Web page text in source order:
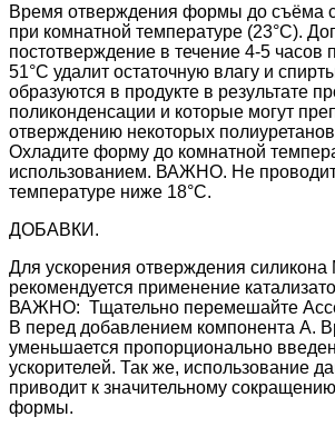
Время отверждения формы до съёма
при комнатной температуре (23°C).
постотверждение в течение 4-5 часов
51°C удалит остаточную влагу и
образуются в продукте в результате
поликонденсации и которые могут
отверждению некоторых
Охладите форму до комнатной
использованием. ВАЖНО. Не
температуре ниже 18°C.
ДОБАВКИ.
Для ускорения отверждения силикона
рекомендуется применение
ВАЖНО: Тщательно перемешайте
В перед добавлением компонента А.
уменьшается пропорционально
ускорителей. Так же, использование
приводит к значительному
формы.